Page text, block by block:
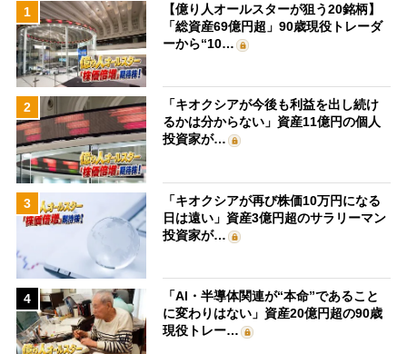
1
【億り人オールスターが狙う20銘柄】
「総資産69億円超」90歳現役トレーダ
ーから“10…
2
「キオクシアが今後も利益を出し続け
るかは分からない」資産11億円の個人
投資家が…
3
「キオクシアが再び株価10万円になる
日は遠い」資産3億円超のサラリーマン
投資家が…
4
「AI・半導体関連が“本命”であること
に変わりはない」資産20億円超の90歳
現役トレー…